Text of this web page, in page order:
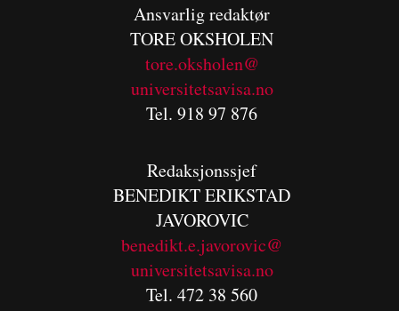
Ansvarlig redaktør
TORE OKSHOLEN
tore.oksholen@
universitetsavisa.no
Tel. 918 97 876
Redaksjonssjef
BENEDIKTERIKSTAD
JAVOROVIC
benedikt.e.javorovic@
universitetsavisa.no
Tel. 472 38 560